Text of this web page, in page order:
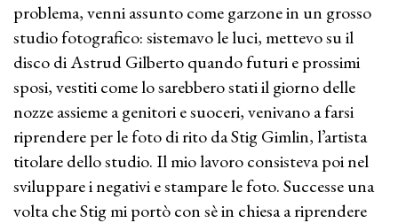
problema, venni assunto come garzone in un grosso
studio fotografico: sistemavo le luci, mettevo su il
disco di Astrud Gilberto quando futuri e prossimi
sposi, vestiti come lo sarebbero stati il giorno delle
nozze assieme a genitori e suoceri, venivano a farsi
riprendere per le foto di rito da Stig Gimlin, l’artista
titolare dello studio. Il mio lavoro consisteva poi nel
sviluppare i negativi e stampare le foto. Successe una
volta che Stig mi portò con sè in chiesa a riprendere